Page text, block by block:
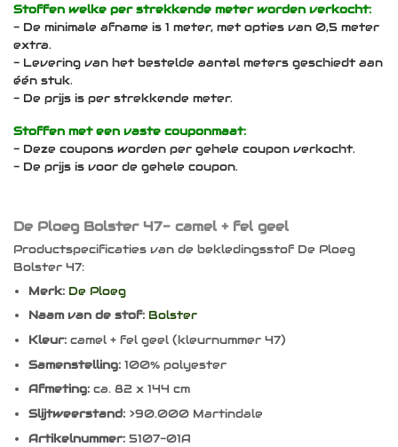
Stoffen welke per strekkende meter worden verkocht:
- De minimale afname is 1 meter, met opties van 0,5 meter
extra.
- Levering van het bestelde aantal meters geschiedt aan
één stuk.
- De prijs is per strekkende meter.
Stoffen met een vaste couponmaat:
- Deze coupons worden per gehele coupon verkocht.
- De prijs is voor de gehele coupon.
De Ploeg Bolster 47- camel + fel geel
Productspecificaties van de bekledingsstof De Ploeg
Bolster 47:
Merk: De Ploeg
Naam van de stof: Bolster
Kleur:camel + fel geel (kleurnummer 47)
Samenstelling:100% polyester
Afmeting:ca. 82 x 144 cm
Slijtweerstand:>90.000 Martindale
Artikelnummer:5107-01A